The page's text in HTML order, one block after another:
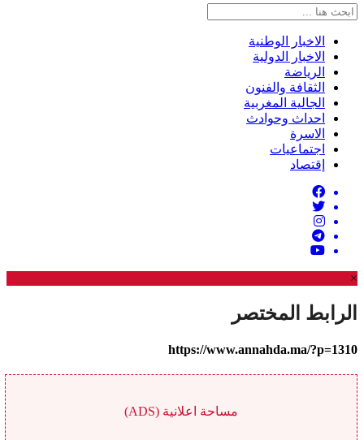
الاخبار الوطنية
الاخبار الدولية
الرياضة
الثقافة والفنون
الجالية المغربية
احداث وحوادث
الاسرة
اجتماعيات
إقتصاد
×
الرابط المختصر
https://www.annahda.ma/?p=1310
مساحة اعلانية (ADS)